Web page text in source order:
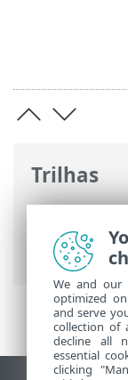
Trilhas
Ajuda on-
Ultimate
>
Notificações
We and our
optimized
and serve
collection of
decline all
essential
clicking